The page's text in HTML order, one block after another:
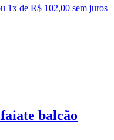
1x de R$ 102,00 sem juros
balcão